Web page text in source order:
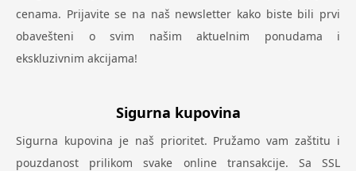
cenama. Prijavite se na naš newsletter kako biste bili prvi
obavešteni o svim našim aktuelnim ponudama i
ekskluzivnim akcijama!
Sigurna kupovina
Sigurna kupovina je naš prioritet. Pružamo vam zaštitu i
pouzdanost prilikom svake online transakcije. Sa SSL